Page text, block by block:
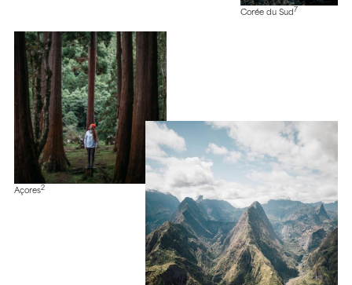
Corée du Sud 7
Açores2